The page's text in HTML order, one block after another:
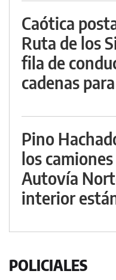
Caótica
Ruta de los
fila de
cadenas
Pino
los
Autovía
interior
POLICIALES